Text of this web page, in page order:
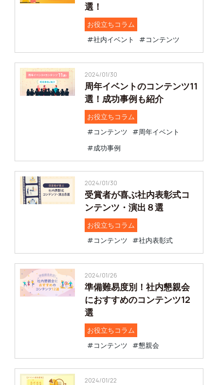
選！
お役立ちコラム
#社内イベント
#コンテンツ
2024/01/30
周年イベントのコンテンツ11
選！成功事例も紹介
お役立ちコラム
#コンテンツ
#周年イベント
#成功事例
2024/01/30
受賞者が喜ぶ社内表彰式コ
ンテンツ・演出８選
お役立ちコラム
#コンテンツ
#社内表彰式
2024/01/26
準備難易度別！社内懇親会
におすすめのコンテンツ12
選
お役立ちコラム
#コンテンツ
#懇親会
2024/01/22